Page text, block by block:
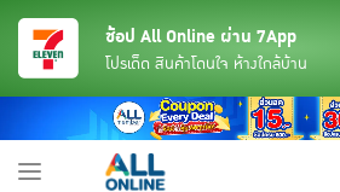
ช้อป All Online ผ่าน 7App
โปรเด็ด สินค้าโดนใจ ห้างใกล้บ้าน
Toggle